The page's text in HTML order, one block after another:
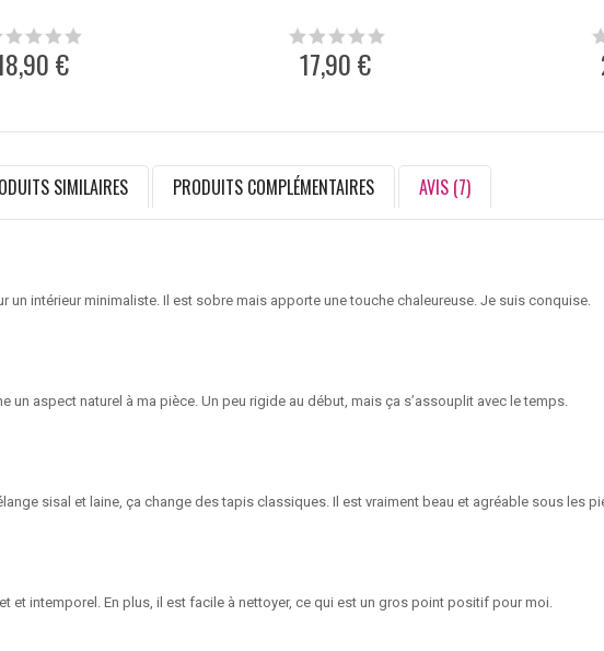
€ 17,90 €
SIMILAIRES PRODUITS COMPLÉMENTAIRES AVIS (7)
un intérieur minimaliste. Il est sobre mais apporte une touche chaleureuse. Je suis conquise.
un aspect naturel à ma pièce. Un peu rigide au début, mais ça s’assouplit avec le temps.
sisal et laine, ça change des tapis classiques. Il est vraiment beau et agréable sous les
et intemporel. En plus, il est facile à nettoyer, ce qui est un gros point positif pour moi.